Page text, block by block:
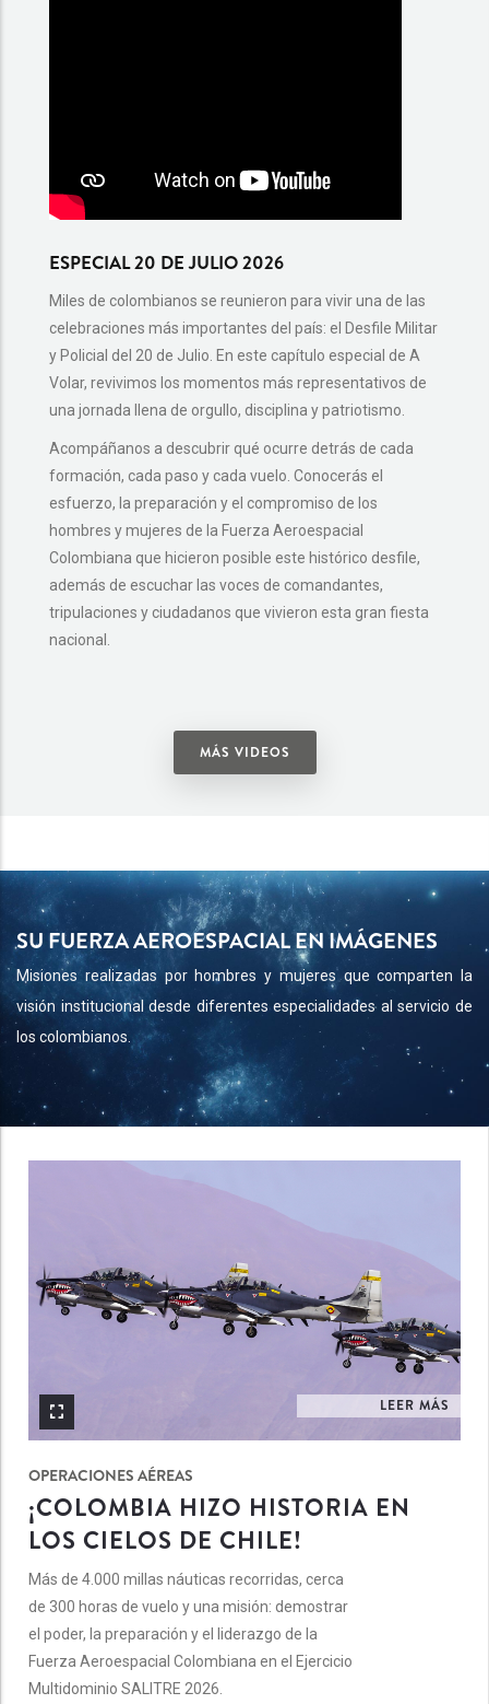
ESPECIAL 20 DE JULIO 2026
Miles de colombianos se reunieron para vivir una de las
celebraciones más importantes del país: el Desfile Militar
y Policial del 20 de Julio. En este capítulo especial de A
Volar, revivimos los momentos más representativos de
una jornada llena de orgullo, disciplina y patriotismo.
Acompáñanos a descubrir qué ocurre detrás de cada
formación, cada paso y cada vuelo. Conocerás el
esfuerzo, la preparación y el compromiso de los
hombres y mujeres de la Fuerza Aeroespacial
Colombiana que hicieron posible este histórico desfile,
además de escuchar las voces de comandantes,
tripulaciones y ciudadanos que vivieron esta gran fiesta
nacional.
MÁS VIDEOS
SU FUERZA AEROESPACIAL EN IMÁGENES
Misiones realizadas por hombres y mujeres que comparten la
visión institucional desde diferentes especialidades al servicio de
los colombianos.
LEER MÁS
OPERACIONES AÉREAS
¡COLOMBIA HIZO HISTORIA EN
LOS CIELOS DE CHILE!
Más de 4.000 millas náuticas recorridas, cerca
de 300 horas de vuelo y una misión: demostrar
el poder, la preparación y el liderazgo de la
Fuerza Aeroespacial Colombiana en el Ejercicio
Multidominio SALITRE 2026.